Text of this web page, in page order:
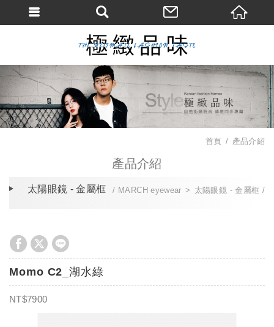
產品介紹
首頁 產品介紹
太陽眼鏡 - 金屬框 MARCH eyewear 太陽眼鏡 - 金屬框
Momo C2_湖水綠
NT$7900